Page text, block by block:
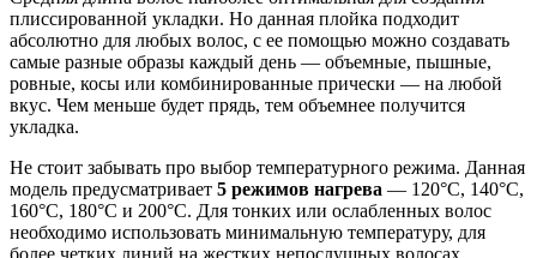
плиссированной укладки. Но данная плойка подходит
абсолютно для любых волос, с ее помощью можно создавать
самые разные образы каждый день — объемные, пышные,
ровные, косы или комбинированные прически — на любой
вкус. Чем меньше будет прядь, тем объемнее получится
укладка.
Не стоит забывать про выбор температурного режима. Данная
модель предусматривает 5 режимов нагрева — 120°C, 140°C,
160°C, 180°C и 200°C. Для тонких или ослабленных волос
необходимо использовать минимальную температуру, для
более четких линий на жестких непослушных волосах,